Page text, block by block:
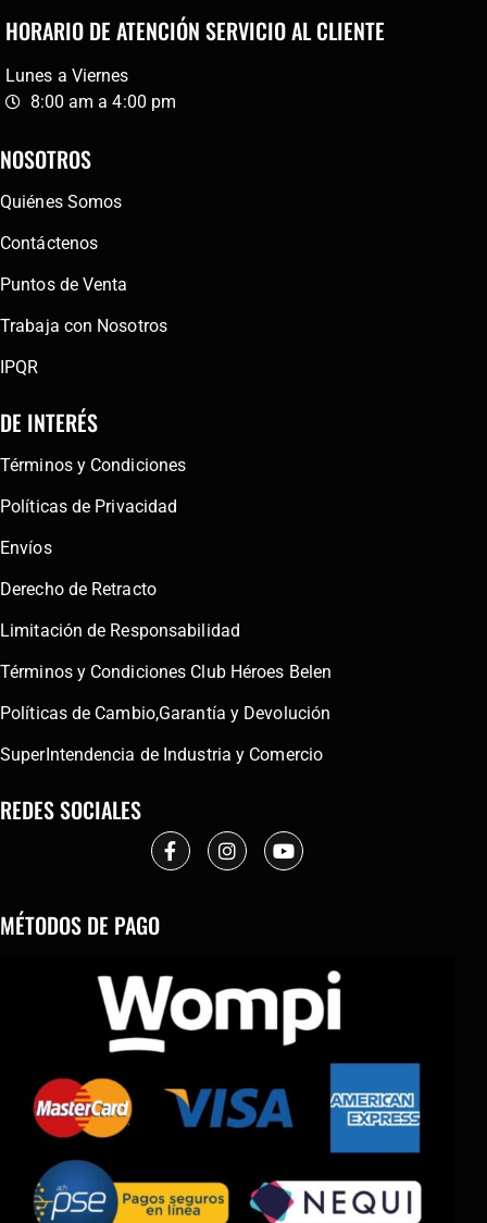
HORARIO DE ATENCIÓN SERVICIO AL CLIENTE
Lunes a Viernes
8:00 am a 4:00 pm
NOSOTROS
Quiénes Somos
Contáctenos
Puntos de Venta
Trabaja con Nosotros
IPQR
DE INTERÉS
Términos y Condiciones
Políticas de Privacidad
Envíos
Derecho de Retracto
Limitación de Responsabilidad
Términos y Condiciones Club Héroes Belen
Políticas de Cambio,Garantía y Devolución
SuperIntendencia de Industria y Comercio
REDES SOCIALES
MÉTODOS DE PAGO